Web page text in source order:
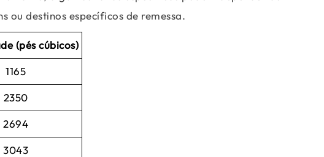
ou destinos específicos de remessa.
(pés cúbicos)
1165
2350
2694
3043